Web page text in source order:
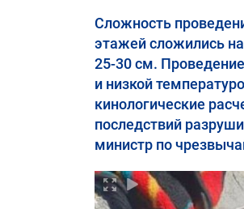
Сложность
этажей сложились
25-30 см.
и низкой
кинологические
последствий
министр по